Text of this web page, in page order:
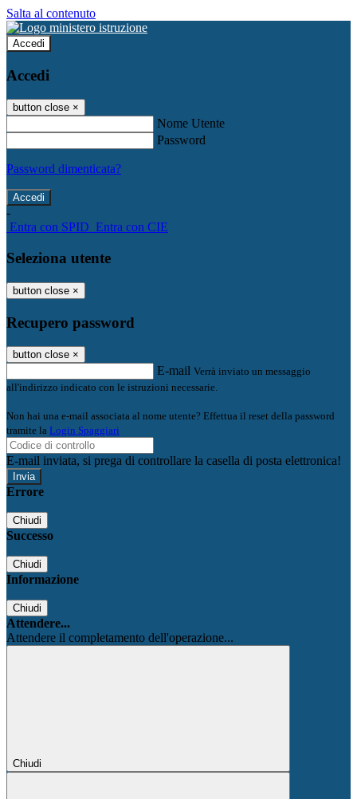
Salta al contenuto
Accedi
Accedi
button close ×
Nome Utente
Password
Password dimenticata?
-
Entra con SPID Entra con CIE
Seleziona utente
button close ×
Recupero password
button close ×
E-mail Verrà inviato un messaggio
all'indirizzo indicato con le istruzioni necessarie.
Non hai una e-mail associata al nome utente? Effettua il reset della password
tramite la Login Spaggiari
E-mail inviata, si prega di controllare la casella di posta elettronica!
Errore
Chiudi
Successo
Chiudi
Informazione
Chiudi
Attendere...
Attendere il completamento dell'operazione...
Chiudi